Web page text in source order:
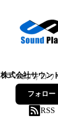
株式会社サウン
1フォロワ
フォロー
RSS